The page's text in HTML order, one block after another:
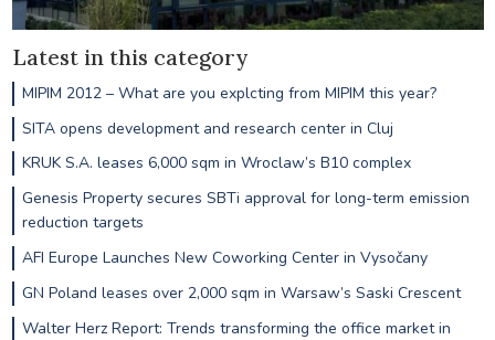
Latest in this category
MIPIM 2012 – What are you explcting from MIPIM this year?
SITA opens development and research center in Cluj
KRUK S.A. leases 6,000 sqm in Wroclaw’s B10 complex
Genesis Property secures SBTi approval for long-term emission
reduction targets
AFI Europe Launches New Coworking Center in Vysočany
GN Poland leases over 2,000 sqm in Warsaw’s Saski Crescent
Walter Herz Report: Trends transforming the office market in